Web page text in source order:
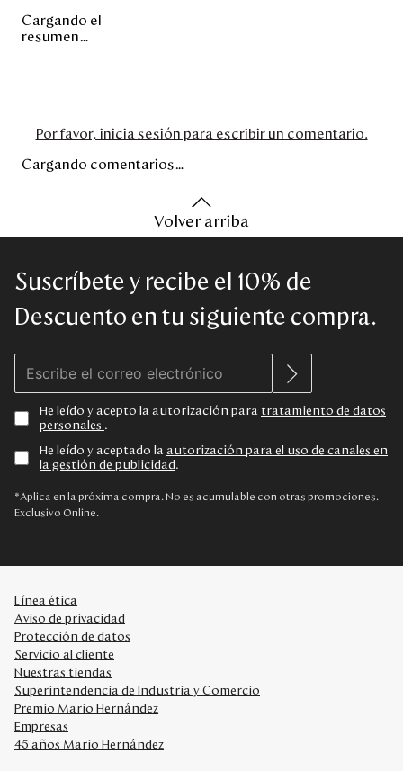
Cargando el
resumen…
Por favor, inicia sesión para escribir un comentario.
Cargando comentarios…
Volver arriba
Suscríbete y recibe el 10% de
Descuento en tu siguiente compra.
He leído y acepto la autorización para tratamiento de datos
personales .
He leído y aceptado la autorización para el uso de canales en
la gestión de publicidad .
*Aplica en la próxima compra. No es acumulable con otras promociones.
Exclusivo Online.
Línea ética
Aviso de privacidad
Protección de datos
Servicio al cliente
Nuestras tiendas
Superintendencia de Industria y Comercio
Premio Mario Hernández
Empresas
45 años Mario Hernández